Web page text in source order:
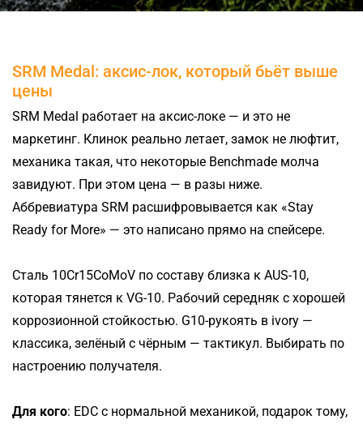
SRM Medal: аксис-лок, который бьёт выше
цены
SRM Medal работает на аксис-локе — и это не
маркетинг. Клинок реально летает, замок не люфтит,
механика такая, что некоторые Benchmade молча
завидуют. При этом цена — в разы ниже.
Аббревиатура SRM расшифровывается как «Stay
Ready for More» — это написано прямо на спейсере.
Сталь 10Cr15CoMoV по составу близка к AUS-10,
которая тянется к VG-10. Рабочий середняк с хорошей
коррозионной стойкостью. G10-рукоять в ivory —
классика, зелёный с чёрным — тактикул. Выбирать по
настроению получателя.
Для кого: EDC с нормальной механикой, подарок тому,